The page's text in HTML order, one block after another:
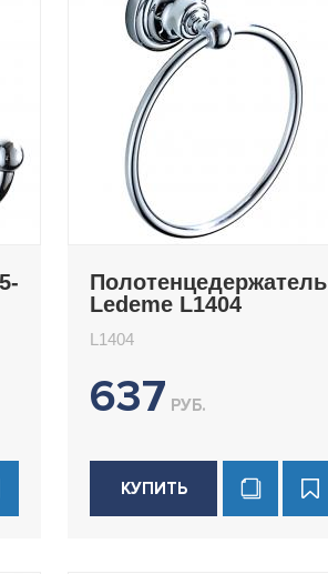
Полотенцедержатель
Ledeme L1404
L1404
637 РУБ.
КУПИТЬ